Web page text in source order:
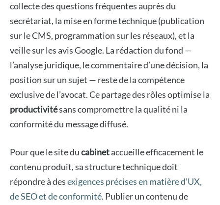
collecte des questions fréquentes auprès du
secrétariat, la mise en forme technique (publication
sur le CMS, programmation sur les réseaux), et la
veille sur les avis Google. La rédaction du fond —
l’analyse juridique, le commentaire d’une décision, la
position sur un sujet — reste de la compétence
exclusive de l’avocat. Ce partage des rôles optimise la
productivitésans compromettre la qualité ni la
conformité du message diffusé.
Pour que le site ducabinetaccueille efficacement le
contenu produit, sa structure technique doit
répondre à desexigences précises en matière d’UX,
de SEO et de conformité. Publier un contenu de